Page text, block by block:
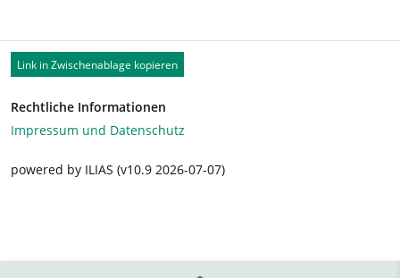
Link in Zwischenablage kopieren
Rechtliche Informationen
Impressum und Datenschutz
powered by ILIAS (v10.9 2026-07-07)